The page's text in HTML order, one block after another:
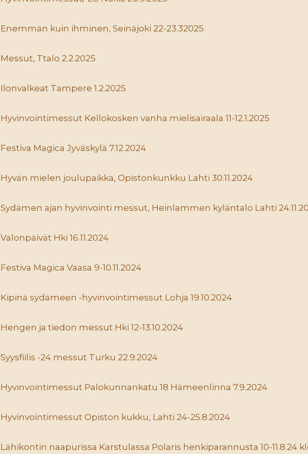
Enemmän kuin ihminen, Seinäjoki 22-23.32025
Messut, Ttalo 2.2.2025
Ilonvalkeat Tampere 1.2.2025
Hyvinvointimessut Kellokosken vanha mielisairaala 11-12.1.2025
Festiva Magica Jyväskylä 7.12.2024
Hyvän mielen joulupaikka, Opistonkunkku Lahti 30.11.2024
Sydämen ajan hyvinvointi messut, Heinlammen kyläntalo Lahti
Valonpäivät Hki 16.11.2024
Festiva Magica Vaasa 9-10.11.2024
Kipinä sydämeen -hyvinvointimessut Lohja 19.10.2024
Hengen ja tiedon messut Hki 12-13.10.2024
Syysfiilis -24 messut Turku 22.9.2024
Hyvinvointimessut Palokunnankatu 18 Hämeenlinna 7.9.2024
Hyvinvointimessut Opiston kukku, Lahti 24-25.8.2024
Lähikontin naapurissa Karstulassa Polaris henkiparannusta 10-11.8.24